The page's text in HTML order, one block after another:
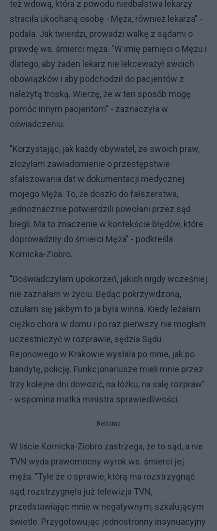
też wdową, która z powodu niedbalstwa lekarzy
straciła ukochaną osobę - Męża, również lekarza" -
podała. Jak twierdzi, prowadzi walkę z sądami o
prawdę ws. śmierci męża. "W imię pamięci o Mężu i
dlatego, aby żaden lekarz nie lekceważył swoich
obowiązków i aby podchodził do pacjentów z
należytą troską. Wierzę, że w ten sposób mogę
pomóc innym pacjentom" - zaznaczyła w
oświadczeniu.
"Korzystając, jak każdy obywatel, ze swoich praw,
złożyłam zawiadomienie o przestępstwie
sfałszowania dat w dokumentacji medycznej
mojego Męża. To, że doszło do fałszerstwa,
jednoznacznie potwierdzili powołani przez sąd
biegli. Ma to znaczenie w kontekście błędów, które
doprowadziły do śmierci Męża" - podkreśla
Kornicka-Ziobro.
"Doświadczyłam upokorzeń, jakich nigdy wcześniej
nie zaznałam w życiu. Będąc pokrzywdzoną,
czułam się jakbym to ja była winna. Kiedy leżałam
ciężko chora w domu i po raz pierwszy nie mogłam
uczestniczyć w rozprawie, sędzia Sądu
Rejonowego w Krakowie wysłała po mnie, jak po
bandytę, policję. Funkcjonariusze mieli mnie przez
trzy kolejne dni dowozić, na łóżku, na salę rozpraw"
- wspomina matka ministra sprawiedliwości.
Reklama
W liście Kornicka-Ziobro zastrzega, że to sąd, a nie
TVN wyda prawomocny wyrok ws. śmierci jej
męża. "Tyle że o sprawie, którą ma rozstrzygnąć
sąd, rozstrzygnęła już telewizja TVN,
przedstawiając mnie w negatywnym, szkalującym
świetle. Przygotowując jednostronny insynuacyjny